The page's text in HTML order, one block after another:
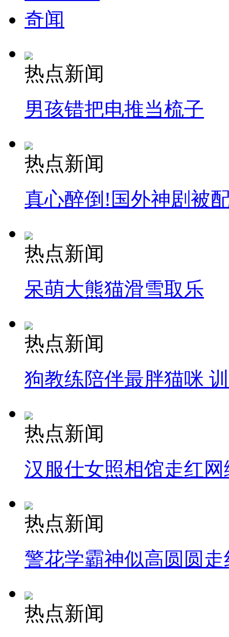
奇闻
热点新闻
男孩错把电推当梳子
热点新闻
真心醉倒!国外神剧被
热点新闻
呆萌大熊猫滑雪取乐
热点新闻
狗教练陪伴最胖猫咪
热点新闻
汉服仕女照相馆走红网
热点新闻
警花学霸神似高圆圆走
热点新闻